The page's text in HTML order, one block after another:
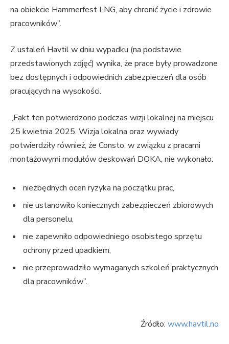
na obiekcie Hammerfest LNG, aby chronić życie i zdrowie
pracowników”.
Z ustaleń Havtil w dniu wypadku (na podstawie
przedstawionych zdjęć) wynika, że prace były prowadzone
bez dostępnych i odpowiednich zabezpieczeń dla osób
pracujących na wysokości.
„Fakt ten potwierdzono podczas wizji lokalnej na miejscu
25 kwietnia 2025. Wizja lokalna oraz wywiady
potwierdziły również, że Consto, w związku z pracami
montażowymi modułów deskowań DOKA, nie wykonało:
niezbędnych ocen ryzyka na początku prac,
nie ustanowiło koniecznych zabezpieczeń zbiorowych
dla personelu,
nie zapewniło odpowiedniego osobistego sprzętu
ochrony przed upadkiem,
nie przeprowadziło wymaganych szkoleń praktycznych
dla pracowników”.
Źródło: www.havtil.no